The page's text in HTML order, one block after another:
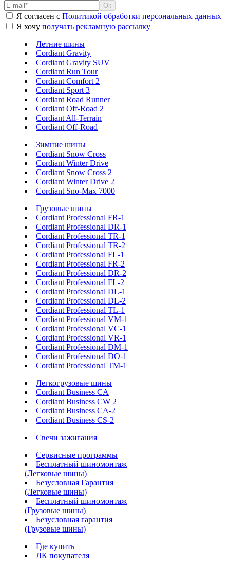
Я согласен с Политикой обработки персональных данных
Я хочу получать рекламную рассылку
Летние шины
Cordiant Gravity
Cordiant Gravity SUV
Cordiant Run Tour
Cordiant Comfort 2
Cordiant Sport 3
Cordiant Road Runner
Cordiant Off-Road 2
Cordiant All-Terrain
Cordiant Off-Road
Зимние шины
Cordiant Snow Cross
Cordiant Winter Drive
Cordiant Snow Cross 2
Cordiant Winter Drive 2
Cordiant Sno-Max 7000
Грузовые шины
Cordiant Professional FR-1
Cordiant Professional DR-1
Cordiant Professional TR-1
Cordiant Professional TR-2
Cordiant Professional FL-1
Cordiant Professional FR-2
Cordiant Professional DR-2
Cordiant Professional FL-2
Cordiant Professional DL-1
Cordiant Professional DL-2
Cordiant Professional TL-1
Cordiant Professional VM-1
Cordiant Professional VC-1
Cordiant Professional VR-1
Cordiant Professional DM-1
Cordiant Professional DO-1
Cordiant Professional TM-1
Легкогрузовые шины
Cordiant Business CA
Cordiant Business CW 2
Cordiant Business CA-2
Cordiant Business CS-2
Свечи зажигания
Сервисные программы
Бесплатный шиномонтаж
(Легковые шины)
Безусловная Гарантия
(Легковые шины)
Бесплатный шиномонтаж
(Грузовые шины)
Безусловная гарантия
(Грузовые шины)
Где купить
ЛК покупателя